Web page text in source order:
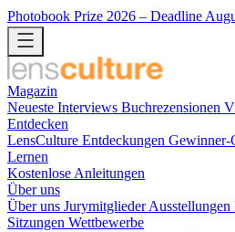
Photobook Prize 2026 – Deadline
Magazin
Neueste Interviews Buchrezensionen
Entdecken
LensCulture Entdeckungen Gewinner-
Lernen
Kostenlose Anleitungen
Über uns
Über uns JurymitgliederAusstellungen
Sitzungen Wettbewerbe